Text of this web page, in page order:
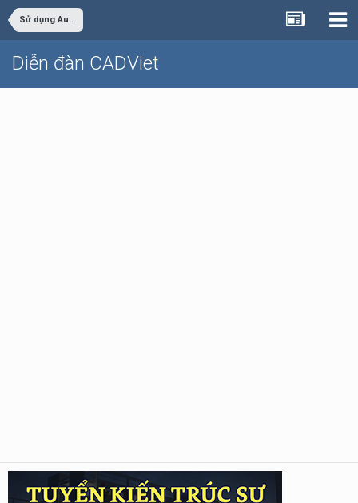
Sử dụng AutoCAD
Diễn đàn CADViet